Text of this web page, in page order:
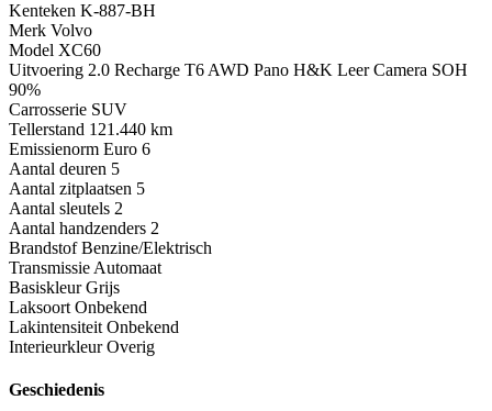
Kenteken K-887-BH
Merk Volvo
Model XC60
Uitvoering 2.0 Recharge T6 AWD Pano H&K Leer Camera SOH
90%
Carrosserie SUV
Tellerstand 121.440 km
Emissienorm Euro 6
Aantal deuren 5
Aantal zitplaatsen 5
Aantal sleutels 2
Aantal handzenders 2
Brandstof Benzine/Elektrisch
Transmissie Automaat
Basiskleur Grijs
Laksoort Onbekend
Lakintensiteit Onbekend
Interieurkleur Overig
Geschiedenis